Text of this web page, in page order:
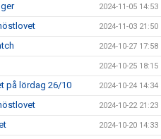
2024-11-05 14:53
2024-11-03 21:50
2024-10-27 17:58
2024-10-25 18:15
på lördag 26/10 2024-10-24 14:34
2024-10-22 21:23
2024-10-20 14:33